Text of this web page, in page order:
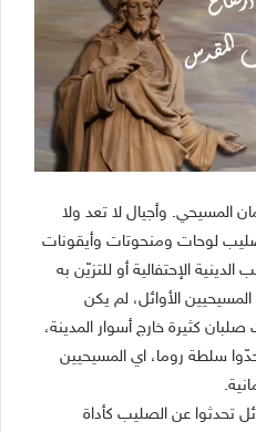
المسيحي. وأجيال لا تعد ولا
لوحات ومنحوتات وأيقونات
الإحتفالية أو للتزيّن به
الأوائل، لم يكن
كثيرة خارج أسوار المدينة،
سلطة روما، اي المسيحيين
تحدثوا عن الصليب كأداة